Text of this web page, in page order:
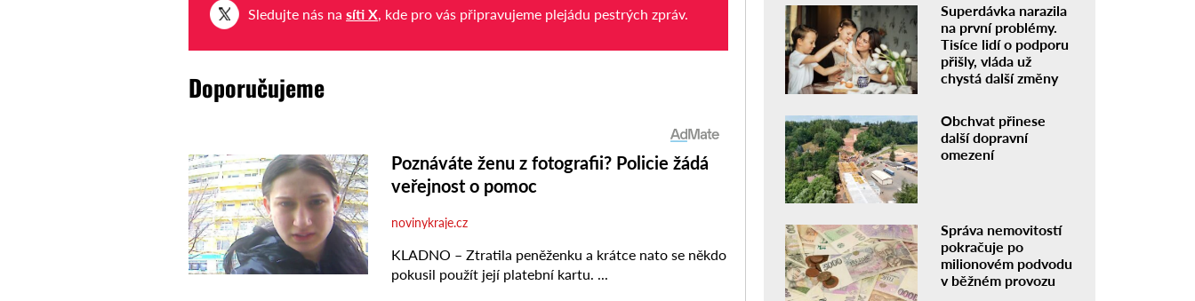
Sledujte nás nasíti X, kde pro vás připravujeme plejádu pestrých zpráv.
Doporučujeme
Superdávka narazila
na první problémy.
Tisíce lidí o podporu
přišly, vláda už
chystá další změny
Obchvat přinese
další dopravní
omezení
Správa nemovitostí
pokračuje po
milionovém podvodu
v běžném provozu